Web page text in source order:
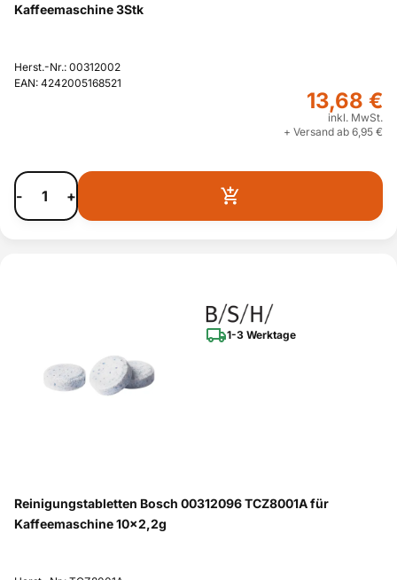
Kaffeemaschine 3Stk
Herst.-Nr.: 00312002
EAN: 4242005168521
13,68 €
inkl. MwSt.
+ Versand ab 6,95 €
- +
1-3 Werktage
Reinigungstabletten Bosch 00312096 TCZ8001A für
Kaffeemaschine 10x2,2g